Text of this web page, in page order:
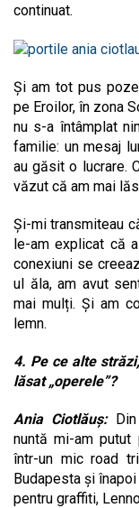
continuat.
Și am tot pus
pe Eroilor, în zona
nu s-a întâmplat
familie: un mesaj
au găsit o lucrare.
văzut că am mai
Și-mi transmiteau
le-am explicat că
conexiuni se
ul ăla, am avut
mai mulți. Și am
lemn.
4. Pe ce alte
lăsat „operele”?
Ania Ciotlăuș:
nuntă mi-am
într-un mic road
Budapesta și
pentru graffiti,